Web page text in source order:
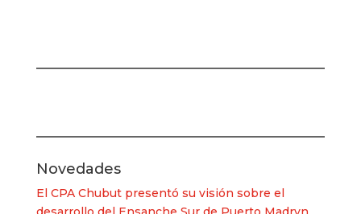
Novedades
El CPA Chubut presentó su visión sobre el